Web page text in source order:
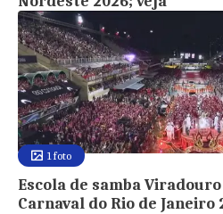
1 foto
Escola de samba
Carnaval do Rio de Janeiro